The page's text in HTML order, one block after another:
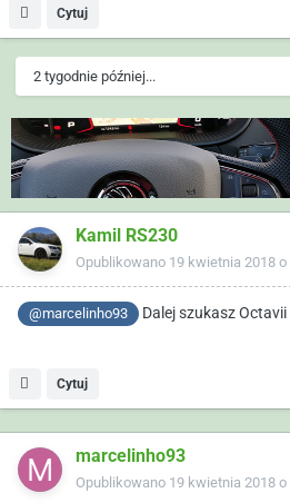
Cytuj
2 tygodnie później...
Kamil RS230
Opublikowano 19 kwietnia 2018 o
@marcelinho93 Dalej szukasz Octavii
Cytuj
marcelinho93
Opublikowano 19 kwietnia 2018 o